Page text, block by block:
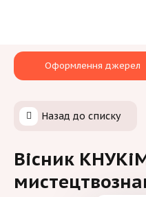
Оформлення джерел
Назад до списку
Вісник